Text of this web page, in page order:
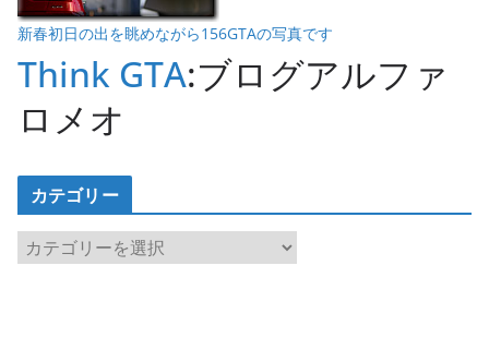
新春初日の出を眺めながら156GTAの写真です
Think GTA:ブログアルファ
ロメオ
カテゴリー
カ
テ